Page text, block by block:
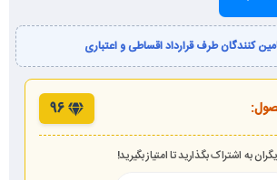
کنندگان طرف قرارداد اقساطی و اعتباری
96
به اشتراک بگذارید تا امتیاز بگیرید!